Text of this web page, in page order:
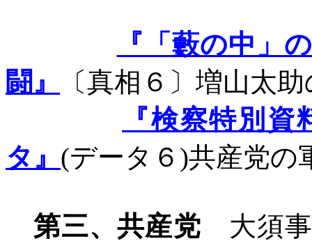
『「藪の中」
闘』
〔真相６〕増山太
『検察特別
タ』 (データ６ )共産党の
第三、共産党 大須事